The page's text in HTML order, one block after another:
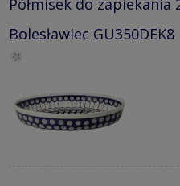
Półmisek do zapiekania
Bolesławiec GU350DEK8